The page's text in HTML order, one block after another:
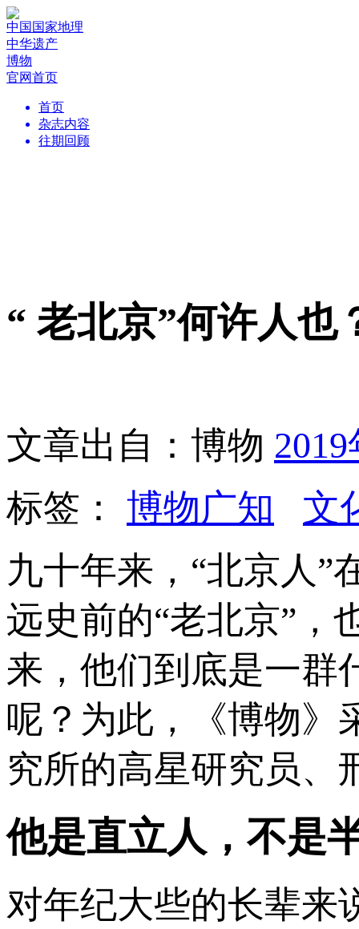
中国国家地理
中华遗产
博物
官网首页
首页
杂志内容
往期回顾
“ 老北京”何许人也
文章出自：博物
标签： 博物广知
文
九十年来，“北京人”
远史前的“老北京”
来，他们到底是一群
呢？为此，《博物》
究所的高星研究员、
他是直立人，不是
对年纪大些的长辈